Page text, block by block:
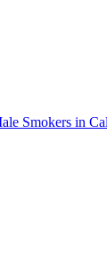
Smokers in